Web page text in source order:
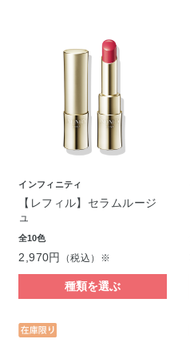
インフィニティ
【レフィル】セラムルージ
ュ
全10色
2,970円 （税込）※
種類を選ぶ